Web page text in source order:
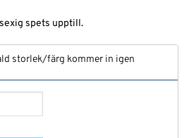
spets upptill.
storlek/färg kommer in igen